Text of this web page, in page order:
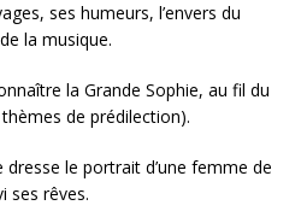
ses humeurs, l’envers du
la musique.
la Grande Sophie, au fil du
de prédilection).
dresse le portrait d’une femme de
ses rêves.